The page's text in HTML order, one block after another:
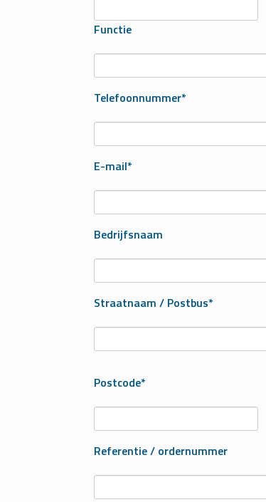
Functie
Telefoonnummer*
E-mail*
Bedrijfsnaam
Straatnaam / Postbus*
Postcode*
Referentie / ordernummer